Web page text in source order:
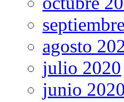
agosto
julio 2020
junio 2020